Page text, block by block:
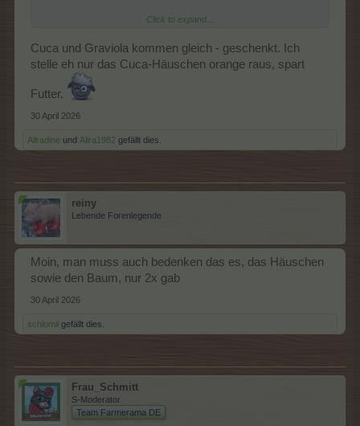
So bin ich für dieses Mal leider raus.
Click to expand...
Cuca und Graviola kommen gleich - geschenkt. Ich
stelle eh nur das Cuca-Häuschen orange raus, spart
Futter.
30 April 2026
Allradine und Alira1982 gefällt dies.
reiny
Lebende Forenlegende
Moin, man muss auch bedenken das es, das Häuschen
sowie den Baum, nur 2x gab
30 April 2026
schlomil gefällt dies.
Frau_Schmitt
S-Moderator
Team Farmerama DE